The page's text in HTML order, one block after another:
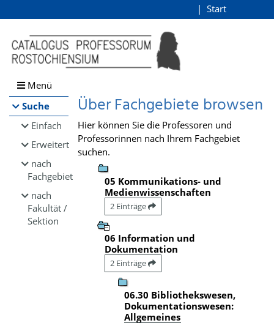
Browsen
direkt zum Inhalt
Start
Menü
Suche
Einfach
Erweitert
nach
Fachgebiet
nach
Fakultät /
Sektion
Über Fachgebiete browsen
Hier können Sie die Professoren und
Professorinnen nach Ihrem Fachgebiet
suchen.
05 Kommunikations- und
Medienwissenschaften
2 Einträge
06 Information und
Dokumentation
2 Einträge
06.30 Bibliothekswesen,
Dokumentationswesen:
Allgemeines